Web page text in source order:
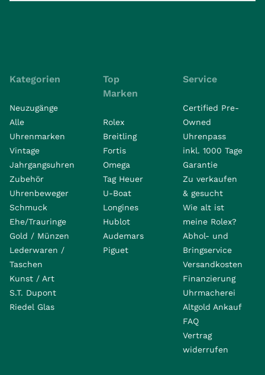
Kategorien
Neuzugänge
Alle
Uhrenmarken
Vintage
Jahrgangsuhren
Zubehör
Uhrenbeweger
Schmuck
Ehe/Trauringe
Gold / Münzen
Lederwaren /
Taschen
Kunst / Art
S.T. Dupont
Riedel Glas
Top
Marken
Rolex
Breitling
Fortis
Omega
Tag Heuer
U-Boat
Longines
Hublot
Audemars
Piguet
Service
Certified Pre-
Owned
Uhrenpass
inkl. 1000 Tage
Garantie
Zu verkaufen
& gesucht
Wie alt ist
meine Rolex?
Abhol- und
Bringservice
Versandkosten
Finanzierung
Uhrmacherei
Altgold Ankauf
FAQ
Vertrag
widerrufen